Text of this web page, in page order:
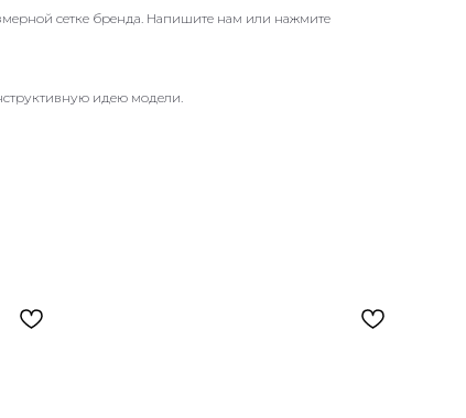
сетке бренда. Напишите нам или нажмите
идею модели.